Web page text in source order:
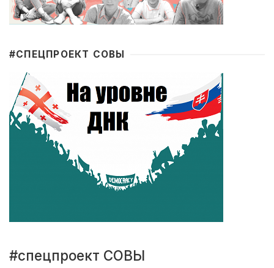
#CПЕЦПРОЕКТ СОВЫ
#спецпроект СОВЫ